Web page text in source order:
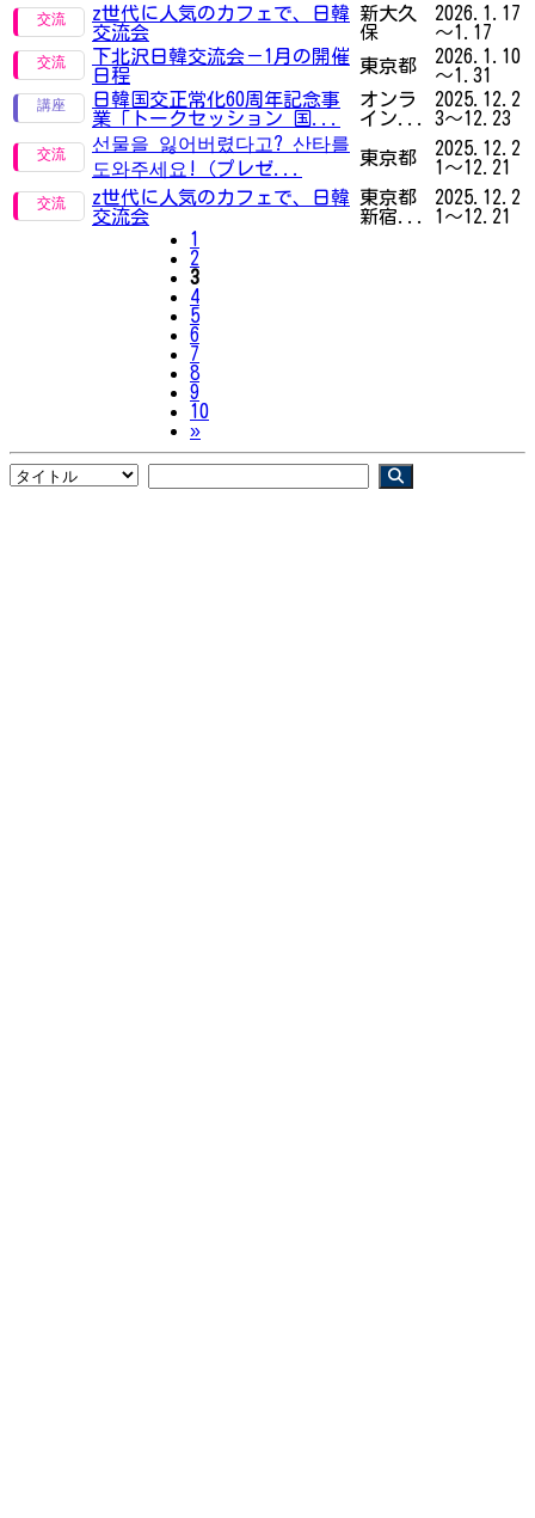
z世代に人気のカフェで、日韓
交流会
新大久
保
2026.1.17
～1.17
下北沢日韓交流会－1月の開催
日程
東京都
2026.1.10
～1.31
日韓国交正常化60周年記念事
業「トークセッション 国...
オンラ
イン...
2025.12.2
3～12.23
선물을 잃어버렸다고? 산타를
도와주세요!（プレゼ...
東京都
2025.12.2
1～12.21
z世代に人気のカフェで、日韓
交流会
東京都
新宿...
2025.12.2
1～12.21
1
2
3
4
5
6
7
8
9
10
»Next